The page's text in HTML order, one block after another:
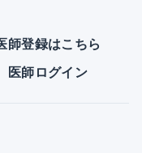
師登録はこちら
医師ログイン